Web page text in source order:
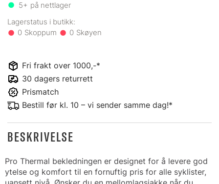
5+ på nettlager
0 0
Fri frakt over 1000,-*
30 dagers returrett
Prismatch
Bestill før kl. 10 – vi sender samme dag!*
BESKRIVELSE
Pro Thermal bekledningen er designet for å levere god
ytelse og komfort til en fornuftig pris for alle syklister,